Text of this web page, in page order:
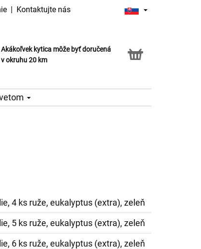
| Kontaktujte nás
Akákoľvek kytica môže byť doručená
v okruhu 20 km
Click & Collect
4 ks ruže, eukalyptus (extra), zeleň
5 ks ruže, eukalyptus (extra), zeleň
6 ks ruže, eukalyptus (extra), zeleň